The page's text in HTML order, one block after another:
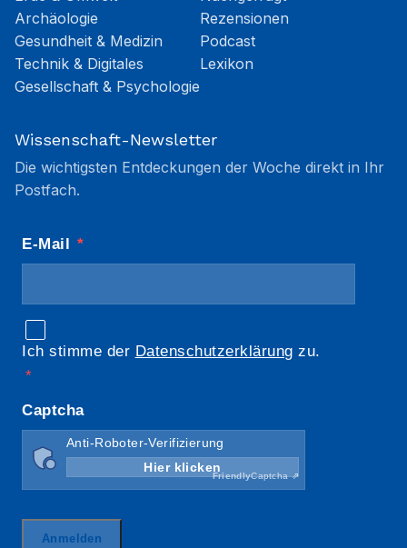
Archäologie
Gesundheit & Medizin
Technik & Digitales
Gesellschaft & Psychologie
Rezensionen
Podcast
Lexikon
Wissenschaft-Newsletter
Die wichtigsten Entdeckungen der Woche direkt in Ihr
Postfach.